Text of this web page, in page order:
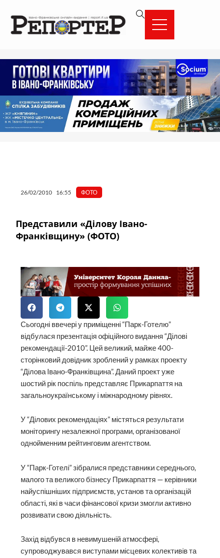
вмісту
26/02/2010 16:55 ФОТО
Представили «Ділову Івано-
Франківщину» (ФОТО)
Сьогодні ввечері у приміщенні “Парк-Готелю”
відбулася презентація офіційного видання “Ділові
рекомендації-2010”. Цей великий, майже 400-
сторінковий довідник зроблений у рамках проекту
“Ділова Івано-Франківщина”. Даний проект уже
шостий рік поспіль представляє Прикарпаття на
загальноукраїнському і міжнародному рівнях.
У “Ділових рекомендаціях” містяться результати
моніторингу незалежної програми, організованої
однойменним рейтинговим агентством.
У “Парк-Готелі” зібралися представники середнього,
малого та великого бізнесу Прикарпаття — керівники
найуспішніших підприємств, установ та організацій
області, які в часи фінансової кризи змогли активно
розвивати свою діяльність.
Захід відбувся в невимушеній атмосфері,
супроводжувався виступами місцевих колективів та